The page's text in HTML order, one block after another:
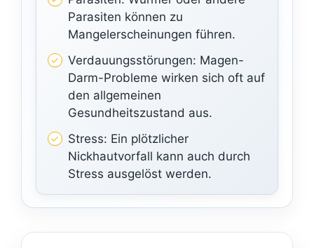
Parasiten können zu
Mangelerscheinungen führen.
Verdauungsstörungen: Magen-
Darm-Probleme wirken sich oft auf
den allgemeinen
Gesundheitszustand aus.
Stress: Ein plötzlicher
Nickhautvorfall kann auch durch
Stress ausgelöst werden.